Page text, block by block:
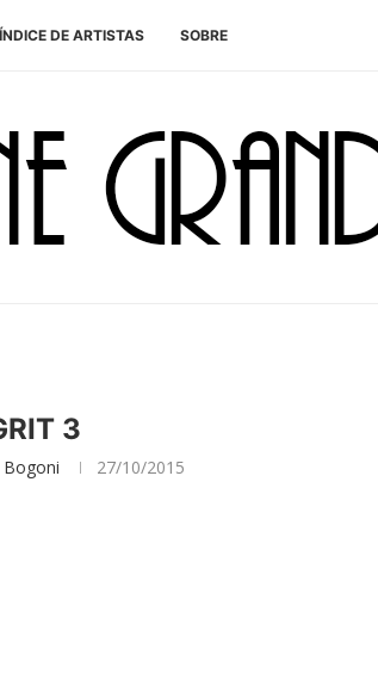
ÍNDICE DE ARTISTAS SOBRE
3
Bogoni 27/10/2015